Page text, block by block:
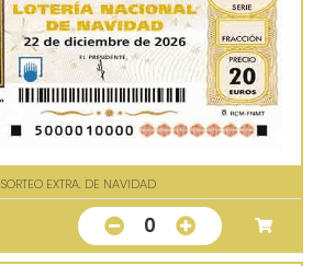
SORTEO EXTRA. DE NAVIDAD
0